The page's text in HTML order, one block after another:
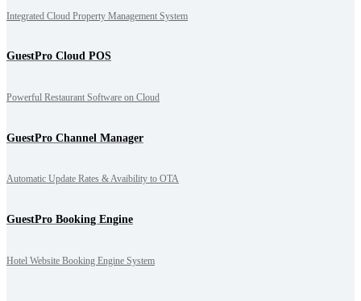
Integrated Cloud Property Management System
GuestPro Cloud POS
Powerful Restaurant Software on Cloud
GuestPro Channel Manager
Automatic Update Rates & Avaibility to OTA
GuestPro Booking Engine
Hotel Website Booking Engine System